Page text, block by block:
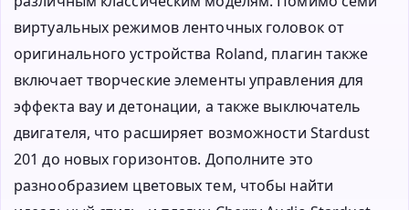
виртуальных режимов ленточных головок от
оригинального устройства Roland, плагин также
включает творческие элементы управления для
эффекта вау и детонации, а также выключатель
двигателя, что расширяет возможности Stardust
201 до новых горизонтов. Дополните это
разнообразием цветовых тем, чтобы найти